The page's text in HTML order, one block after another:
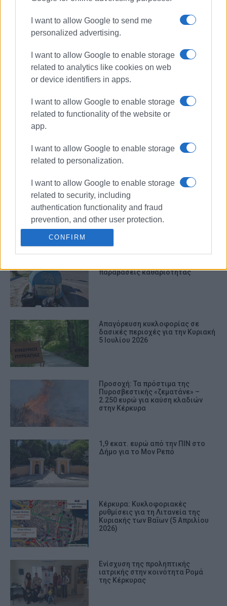
I want to allow Google to send me
personalized advertising.
I want to allow Google to enable storage
related to analytics like cookies on web
or device identifiers in apps.
I want to allow Google to enable storage
related to functionality of the website or
app.
I want to allow Google to enable storage
related to personalization.
I want to allow Google to enable storage
related to security, including
authentication functionality and fraud
prevention, and other user protection.
CONFIRM
Δημόσια Υγεία
Περιορισμός Μετακίνηση
Χρήση Μάσκας Κορωνοϊός
Covid19 Πανδημία
ΣΧΕΤΙΚA AΡΘΡΑ
"Τα απορρίμματα στους κάδους
παρακαλώ"
Επιφυλακή και απαγόρευση
κυκλοφορίας για τις πυρκαγιές
παραβάσεις καθαριότητας
Απαγόρευση κυκλοφορίας σε
δασικές περιοχές για την Κυριακή
5 Ιουλίου 2026
Προσοχή: Τα πρόστιμα της
Πυροσβεστικής «ζεματάνε» –
2.250 ευρώ για καύση κλαδιών
στην Κέρκυρα
1,9 εκατ. ευρώ από την ΠΙΝ στο
Δήμο για το Μον Ρεπό
Κέρκυρα: Κυκλοφοριακές
ρυθμίσεις για τη Λιτανεία της
Κυριακής των Βαΐων (5 Απριλίου
2026)
Ενίσχυση της προληπτικής
ιατρικής στην κοινότητα Ρομά
της Κέρκυρας